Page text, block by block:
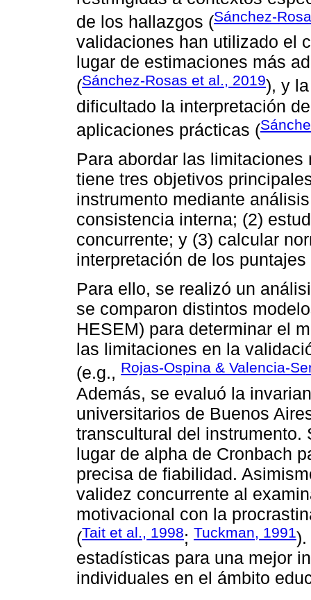
de los hallazgos (Sánchez-
validaciones han utilizado el
lugar de estimaciones más
(Sánchez-Rosas et al., 2019), y
dificultado la interpretación
aplicaciones prácticas (
Para abordar las
tiene tres objetivos
instrumento mediante
consistencia interna; (2)
concurrente; y (3) calcular
interpretación de los
Para ello, se realizó un
se comparon distintos
HESEM) para determinar el
las limitaciones en la
(e.g., Rojas-Ospina & Valencia-
Además, se evaluó la
universitarios de Buenos
transcultural del
lugar de alpha de Cronbach
precisa de fiabilidad.
validez concurrente al
motivacional con la
(Tait et al., 1998; Tuckman, 1991).
estadísticas para una mejor
individuales en el ámbito